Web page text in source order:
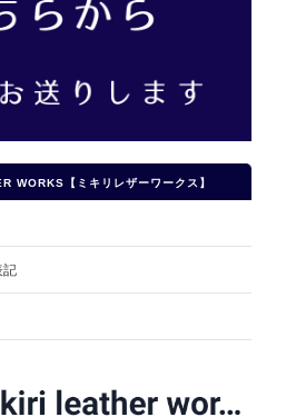
WORKS【ミキリレザーワークス】
記